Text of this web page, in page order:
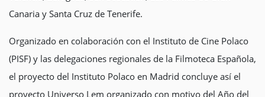
Canaria y Santa Cruz de Tenerife.
Organizado en colaboración con el Instituto de Cine Polaco
(PISF) y las delegaciones regionales de la Filmoteca Española,
el proyecto del Instituto Polaco en Madrid concluye así el
proyecto Universo Lem organizado con motivo del Año del